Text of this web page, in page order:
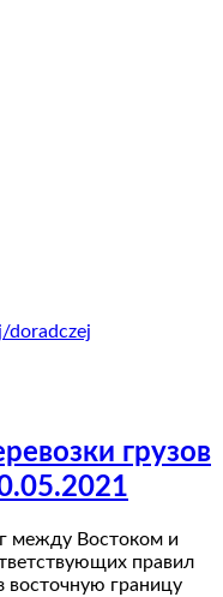
doradczej
грузов
между Востоком и
правил
восточную границу